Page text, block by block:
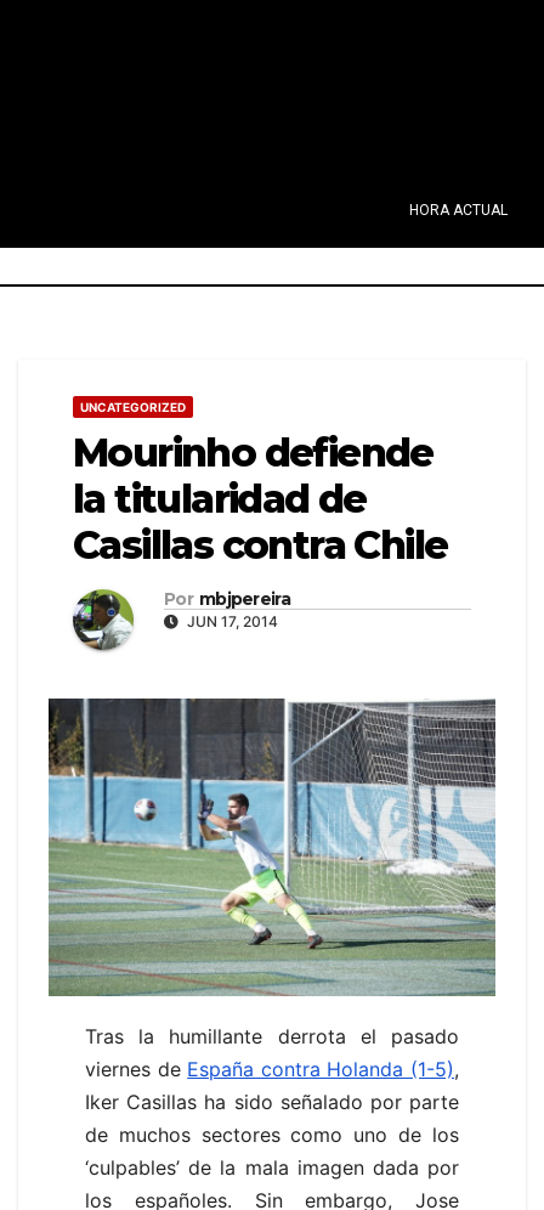
HORA ACTUAL
UNCATEGORIZED
Mourinho defiende
la titularidad de
Casillas contra Chile
Por mbjpereira
JUN 17, 2014
Tras la humillante derrota el pasado
viernes de España contra Holanda (1-5),
Iker Casillas ha sido señalado por parte
de muchos sectores como uno de los
‘culpables’ de la mala imagen dada por
los españoles. Sin embargo, Jose